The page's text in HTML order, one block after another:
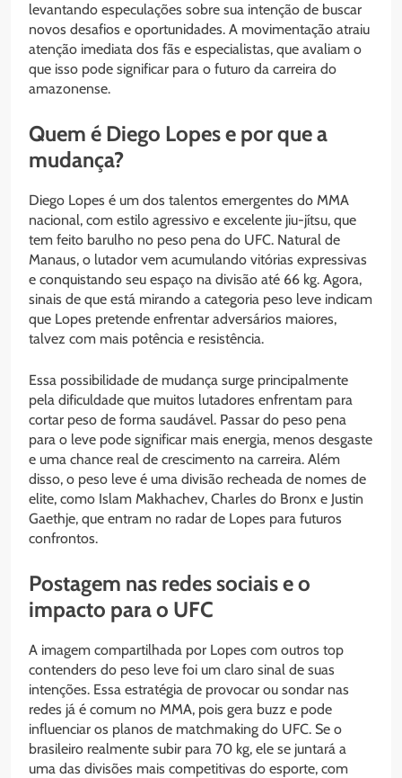
levantando especulações sobre sua intenção de buscar
novos desafios e oportunidades. A movimentação atraiu
atenção imediata dos fãs e especialistas, que avaliam o
que isso pode significar para o futuro da carreira do
amazonense.
Quem é Diego Lopes e por que a
mudança?
Diego Lopes é um dos talentos emergentes do MMA
nacional, com estilo agressivo e excelente jiu-jítsu, que
tem feito barulho no peso pena do UFC. Natural de
Manaus, o lutador vem acumulando vitórias expressivas
e conquistando seu espaço na divisão até 66 kg. Agora,
sinais de que está mirando a categoria peso leve indicam
que Lopes pretende enfrentar adversários maiores,
talvez com mais potência e resistência.
Essa possibilidade de mudança surge principalmente
pela dificuldade que muitos lutadores enfrentam para
cortar peso de forma saudável. Passar do peso pena
para o leve pode significar mais energia, menos desgaste
e uma chance real de crescimento na carreira. Além
disso, o peso leve é uma divisão recheada de nomes de
elite, como Islam Makhachev, Charles do Bronx e Justin
Gaethje, que entram no radar de Lopes para futuros
confrontos.
Postagem nas redes sociais e o
impacto para o UFC
A imagem compartilhada por Lopes com outros top
contenders do peso leve foi um claro sinal de suas
intenções. Essa estratégia de provocar ou sondar nas
redes já é comum no MMA, pois gera buzz e pode
influenciar os planos de matchmaking do UFC. Se o
brasileiro realmente subir para 70 kg, ele se juntará a
uma das divisões mais competitivas do esporte, com